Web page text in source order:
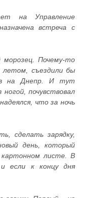
на Управление
встреча с
морозец. Почему-то
летом, съездили бы
на Днепр. И тут
почувствовал
что за ночь
сделать зарядку,
день, который
листе. В
если к концу дня